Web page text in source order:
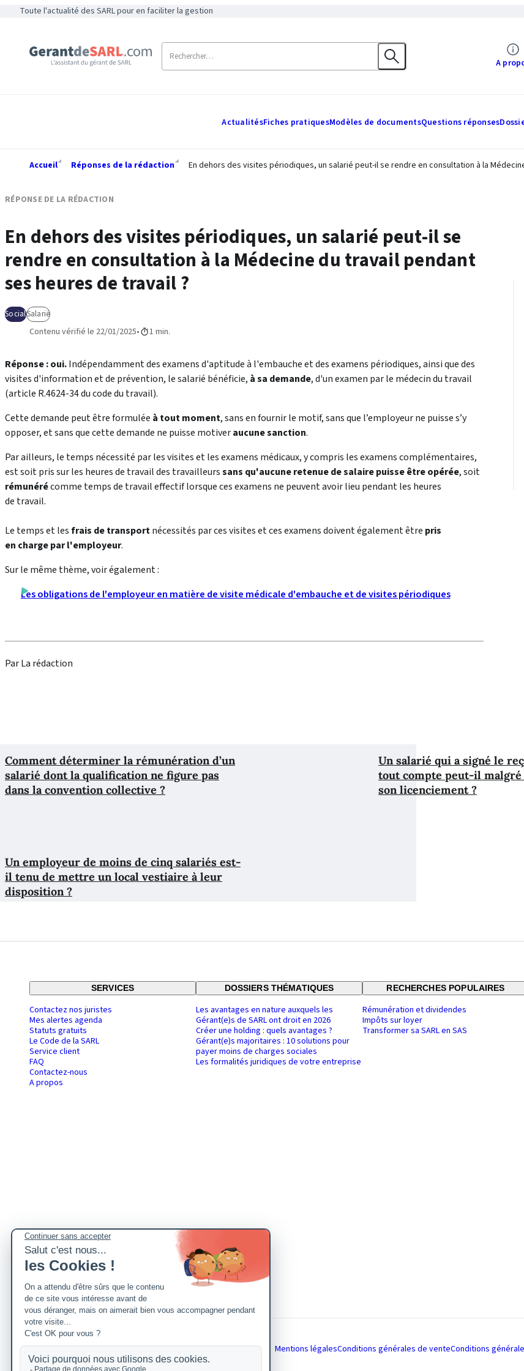
Toute l'actualité des SARL pour en faciliter la gestion
A
ActualitésFiches pratiquesModèles de documentsQuestions réponses
Accueil Réponses de la rédaction En dehors des visites périodiques, un salarié peut-il se rendre en consultation à la
RÉPONSE DE LA RÉDACTION
En dehors des visites périodiques, un salarié peut-il se
rendre en consultation à la Médecine du travail pendant
ses heures de travail ?
SocialSalarié
Contenu vérifié le 22/01/2025 1 min.
Réponse : oui.Indépendamment des examens d'aptitude à l'embauche et des examens périodiques, ainsi que des
visites d'information et de prévention, le salarié bénéficie, à sa demande, d'un examen par le médecin du travail
(article R.4624-34 du code du travail).
Cette demande peut être formulée à tout moment, sans en fournir le motif, sans que l’employeur ne puisse s’y
opposer, et sans que cette demande ne puisse motiveraucune sanction.
Par ailleurs, le temps nécessité par les visites et les examens médicaux, y compris les examens complémentaires,
est soit pris sur les heures de travail des travailleurssans qu'aucune retenue de salaire puisse être opérée, soit
rémunérécomme temps de travail effectif lorsque ces examens ne peuvent avoir lieu pendant les heures
de travail.
Le temps et lesfrais de transportnécessités par ces visites et ces examens doivent également être pris
en charge par l'employeur.
Sur le même thème, voir également :
Les obligations de l'employeur en matière de visite médicale d'embauche et de visites périodiques
Par La rédaction
Comment déterminer la rémunération d’un
salarié dont la qualification ne figure pas
dans la convention collective ?
Un salarié qui a signé le
tout compte peut-il malgré
son licenciement ?
Un employeur de moins de cinq salariés est-
il tenu de mettre un local vestiaire à leur
disposition ?
SERVICES
Contactez nos juristes
Mes alertes agenda
Statuts gratuits
Le Code de la SARL
Service client
FAQ
Contactez-nous
A propos
DOSSIERS THÉMATIQUES
Les avantages en nature auxquels les
Gérant(e)s de SARL ont droit en 2026
Créer une holding : quels avantages ?
Gérant(e)s majoritaires : 10 solutions pour
payer moins de charges sociales
Les formalités juridiques de votre entreprise
RECHERCHES POPULAIRES
Rémunération et dividendes
Impôts sur loyer
Transformer sa SARL en SAS
Mentions légalesConditions générales de venteConditions